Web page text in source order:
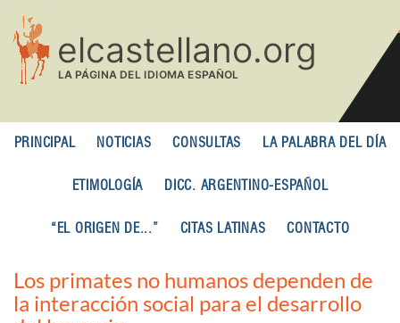
contenido
principal
PRINCIPAL NOTICIAS CONSULTAS LA PALABRA DEL DÍA
ETIMOLOGÍA DICC. ARGENTINO-ESPAÑOL
“EL ORIGEN DE...” CITAS LATINAS CONTACTO
Los primates no humanos dependen de
la interacción social para el desarrollo